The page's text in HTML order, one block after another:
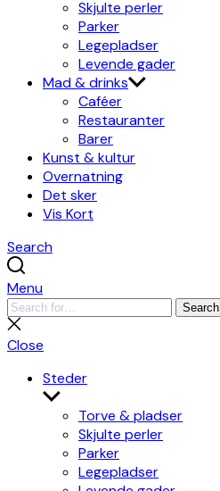
Skjulte perler
Parker
Legepladser
Levende gader
Mad & drinks
Caféer
Restauranter
Barer
Kunst & kultur
Overnatning
Det sker
Vis Kort
Search
Menu
Search
for:
Search
Close
search
Close
Steder
Show
sub
menu
Torve & pladser
Skjulte perler
Parker
Legepladser